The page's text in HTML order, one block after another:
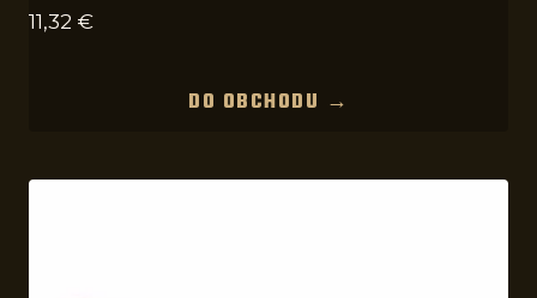
11,32 €
DO OBCHODU →